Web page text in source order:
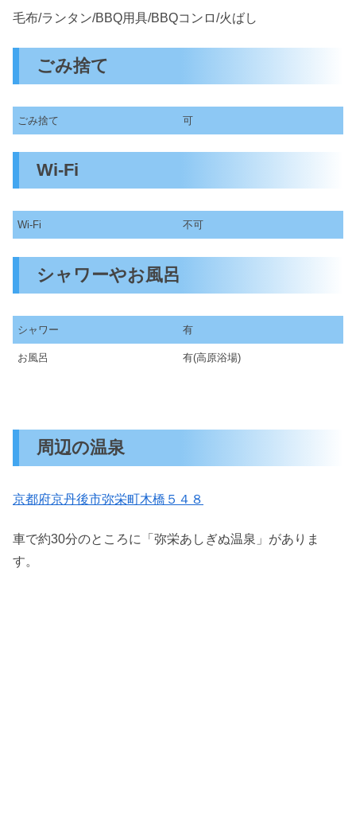
毛布/ランタン/BBQ用具/BBQコンロ/火ばし
ごみ捨て
ごみ捨て 可
Wi-Fi
Wi-Fi 不可
シャワーやお風呂
シャワー 有
お風呂 有(高原浴場)
周辺の温泉
京都府京丹後市弥栄町木橋５４８
車で約30分のところに「弥栄あしぎぬ温泉」がありま
す。